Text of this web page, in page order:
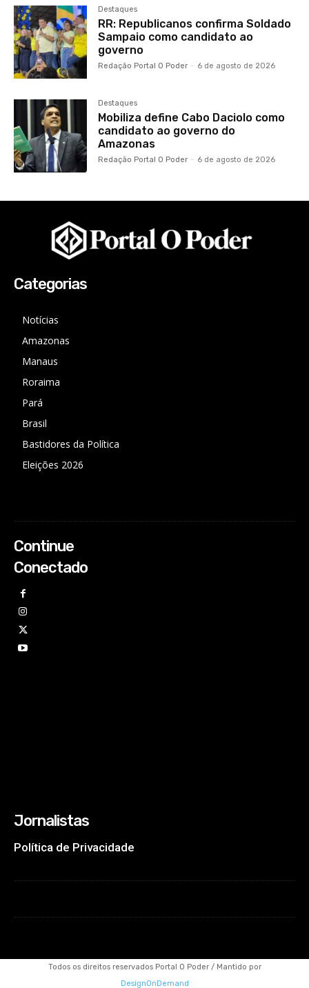
Destaques
RR: Republicanos confirma Soldado
Sampaio como candidato ao
governo
Redação Portal O Poder - 6 de agosto de 2026
Destaques
Mobiliza define Cabo Daciolo como
candidato ao governo do
Amazonas
Redação Portal O Poder - 6 de agosto de 2026
Categorias
Notícias
Amazonas
Manaus
Roraima
Pará
Brasil
Bastidores da Política
Eleições 2026
Continue
Conectado
Jornalistas
Política de Privacidade
Todos os direitos reservados Portal O Poder / Mantido por
DesignOnDemand